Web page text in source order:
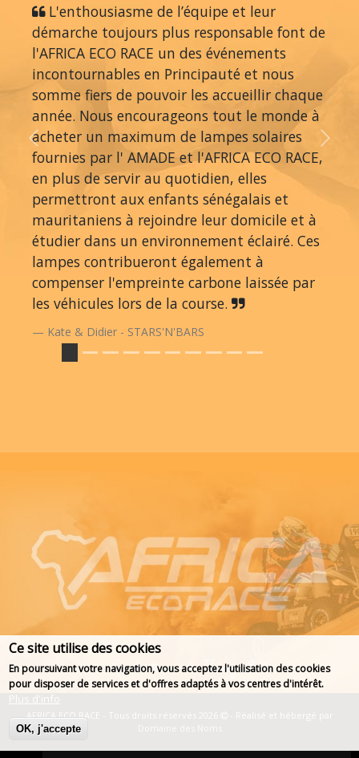
L'enthousiasme de l’équipe et leur
démarche toujours plus responsable font de
l'AFRICA ECO RACE un des événements
incontournables en Principauté et nous
somme fiers de pouvoir les accueillir chaque
année. Nous encourageons tout le monde à
acheter un maximum de lampes solaires
fournies par l' AMADE et l'AFRICA ECO RACE,
en plus de servir au quotidien, elles
permettront aux enfants sénégalais et
mauritaniens à rejoindre leur domicile et à
étudier dans un environnement éclairé. Ces
lampes contribueront également à
compenser l'empreinte carbone laissée par
les véhicules lors de la course.
Kate & Didier - STARS'N'BARS
Previous Next
AFRICA ECO RACE - Tous droits réservés 2026
- Réalisé et hébergé par
Ce site utilise des cookies
En poursuivant votre navigation, vous acceptez l'utilisation des cookies
pour disposer de services et d'offres adaptés à vos centres d'intérêt.
Plus d'info
OK, j'accepte